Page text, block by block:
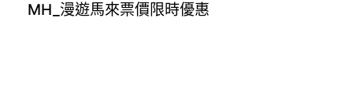
MH_漫遊馬來票價限時優惠